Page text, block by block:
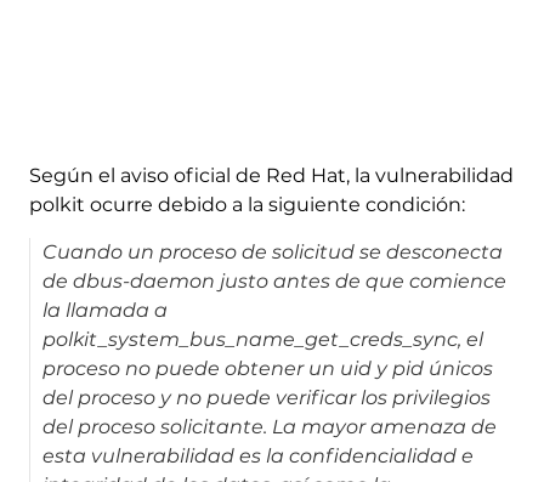
Según el aviso oficial de Red Hat, la vulnerabilidad
polkit ocurre debido a la siguiente condición:
Cuando un proceso de solicitud se desconecta
de dbus-daemon justo antes de que comience
la llamada a
polkit_system_bus_name_get_creds_sync, el
proceso no puede obtener un uid y pid únicos
del proceso y no puede verificar los privilegios
del proceso solicitante. La mayor amenaza de
esta vulnerabilidad es la confidencialidad e